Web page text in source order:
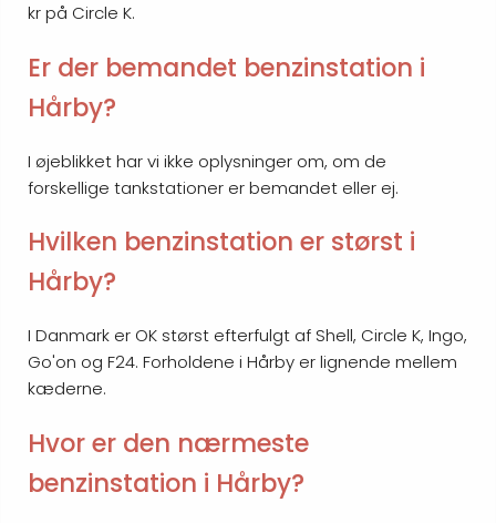
kr på Circle K.
Er der bemandet benzinstation i
Hårby?
I øjeblikket har vi ikke oplysninger om, om de
forskellige tankstationer er bemandet eller ej.
Hvilken benzinstation er størst i
Hårby?
I Danmark er OK størst efterfulgt af Shell, Circle K, Ingo,
Go'on og F24. Forholdene i Hårby er lignende mellem
kæderne.
Hvor er den nærmeste
benzinstation i Hårby?